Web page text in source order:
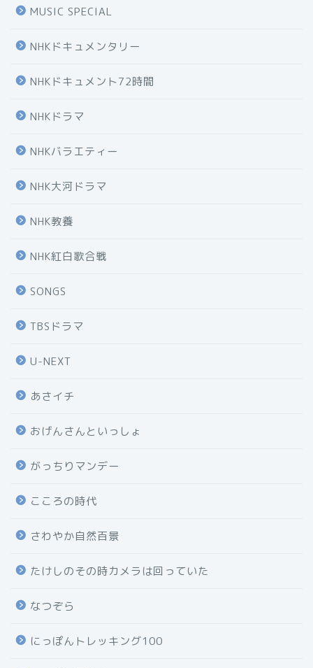
MUSIC SPECIAL
NHKドキュメンタリー
NHKドキュメント72時間
NHKドラマ
NHKバラエティー
NHK大河ドラマ
NHK教養
NHK紅白歌合戦
SONGS
TBSドラマ
U-NEXT
あさイチ
おげんさんといっしょ
がっちりマンデー
こころの時代
さわやか自然百景
たけしのその時カメラは回っていた
なつぞら
にっぽんトレッキング100